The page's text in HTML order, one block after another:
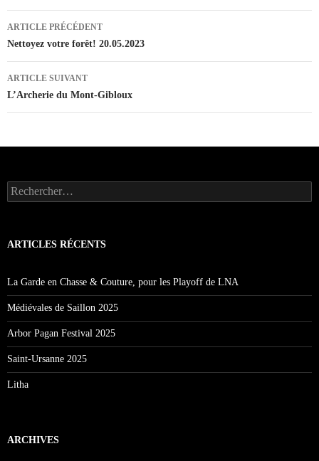
Navigation
des
articles
ARTICLE PRÉCÉDENT
Nettoyez votre forêt! 20.05.2023
ARTICLE SUIVANT
L’Archerie du Mont-Gibloux
Rechercher :
ARTICLES RÉCENTS
La Garde en Chasse & Couture, pour les Playoff de LNA
Médiévales de Saillon 2025
Arbor Pagan Festival 2025
Saint-Ursanne 2025
Litha
ARCHIVES